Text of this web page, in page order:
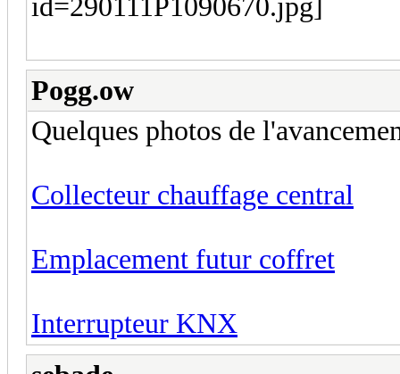
Pogg.ow
Quelques photos de
Collecteur chauffage central
Emplacement futur coffret
Interrupteur KNX